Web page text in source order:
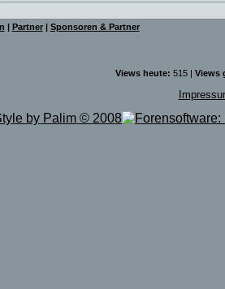
| Partner| Sponsoren & Partner
Views heute: 515 | Views